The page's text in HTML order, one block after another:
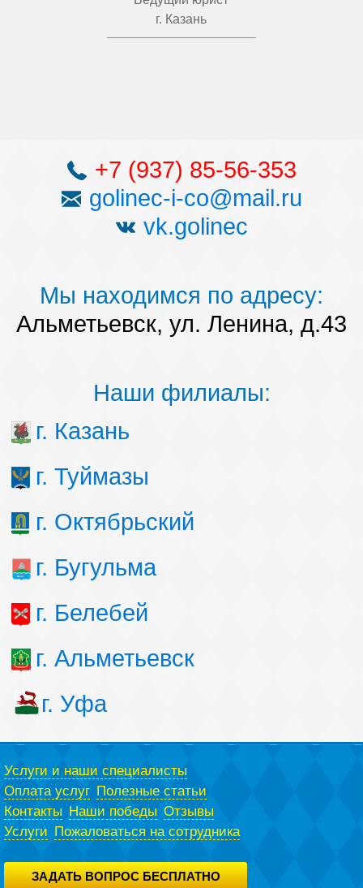
г. Казань
+7 (937) 85-56-353
golinec-i-co@mail.ru
vk.golinec
Мы находимся по адресу:
Альметьевск, ул. Ленина, д.43
Наши филиалы:
г. Казань
г. Туймазы
г. Октябрьский
г. Бугульма
г. Белебей
г. Альметьевск
г. Уфа
Услуги и наши специалисты
Оплата услуг Полезные статьи
Контакты Наши победы Отзывы
Услуги Пожаловаться на сотрудника
ЗАДАТЬ ВОПРОС БЕСПЛАТНО